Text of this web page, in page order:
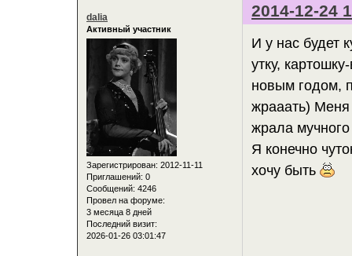
2014-12-24
dalia
Активный участник
Зарегистрирован: 2012-11-11
Приглашений: 0
Сообщений: 4246
Провел на форуме:
3 месяца 8 дней
Последний визит:
2026-01-26 03:01:47
И у нас будет
утку,
новым годом,
жрааать) Меня
жрала
Я конечно
хочу быть